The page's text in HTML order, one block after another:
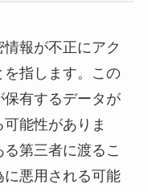
報が不正にアク
指します。この
保有するデータが
能性がありま
第三者に渡るこ
に悪用される可能